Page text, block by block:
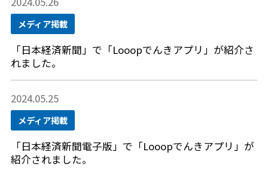
メディア掲載
「日本経済新聞」で「Looopでんきアプリ」が紹介さ
れました。
2024.05.25
メディア掲載
「日本経済新聞電子版」で「Looopでんきアプリ」が
紹介されました。